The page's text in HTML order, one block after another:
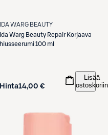
IDA WARG BEAUTY
Ida Warg Beauty Repair Korjaava
hiusseerumi 100 ml
Hinta14,00 €
Lisää
ostoskoriin